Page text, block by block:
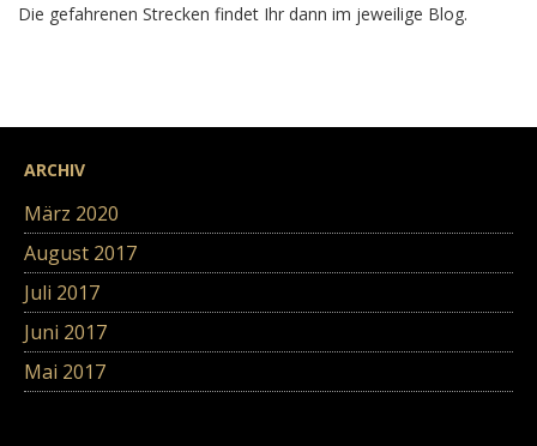
Die gefahrenen Strecken findet Ihr dann im jeweilige Blog.
ARCHIV
März 2020
August 2017
Juli 2017
Juni 2017
Mai 2017